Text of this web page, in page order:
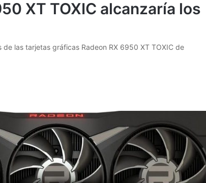
XT TOXIC alcanzaría los
de las tarjetas gráficas Radeon RX 6950 XT TOXIC de